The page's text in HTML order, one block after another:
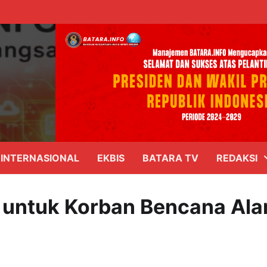
INTERNASIONAL EKBIS BATARA TV REDAKSI
Korban Bencana